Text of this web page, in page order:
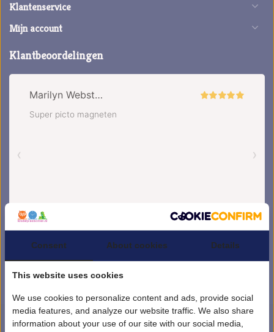
Klantenservice
Mijn account
Klantbeoordelingen
Consent About cookies Details
This website uses cookies
We use cookies to personalize content and ads, provide social
media features, and analyze our website traffic. We also share
information about your use of our site with our social media,